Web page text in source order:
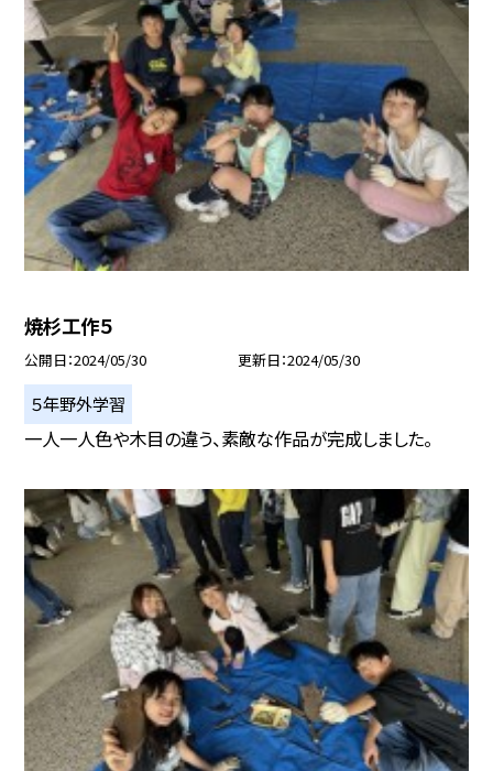
焼杉工作５
公開日 2024/05/30 更新日 2024/05/30
５年野外学習
一人一人色や木目の違う、素敵な作品が完成しました。